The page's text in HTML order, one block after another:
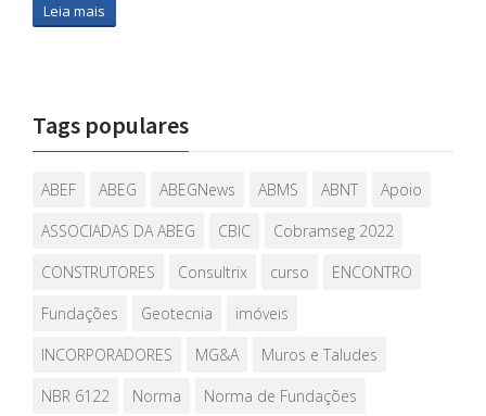
Leia mais
Tags populares
ABEF ABEG ABEGNews ABMS ABNT
Apoio
ASSOCIADAS DA ABEG
CBIC
Cobramseg 2022
CONSTRUTORES
Consultrix curso
ENCONTRO
Fundações
Geotecnia
imóveis
INCORPORADORES
MG&A
Muros e Taludes
NBR 6122
Norma
Norma de Fundações